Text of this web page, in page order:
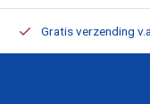
Gratis verzending